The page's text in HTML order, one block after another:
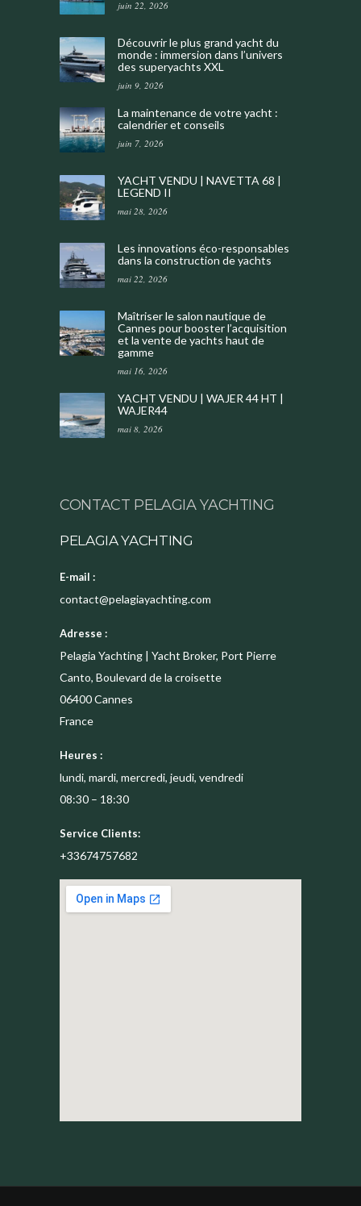
juin 22, 2026
Découvrir le plus grand yacht du
monde : immersion dans l’univers
des superyachts XXL
juin 9, 2026
La maintenance de votre yacht :
calendrier et conseils
juin 7, 2026
YACHT VENDU | NAVETTA 68 |
LEGEND II
mai 28, 2026
Les innovations éco-responsables
dans la construction de yachts
mai 22, 2026
Maîtriser le salon nautique de
Cannes pour booster l’acquisition
et la vente de yachts haut de
gamme
mai 16, 2026
YACHT VENDU | WAJER 44 HT |
WAJER44
mai 8, 2026
CONTACT PELAGIA YACHTING
PELAGIA YACHTING
E-mail :
contact@pelagiayachting.com
Adresse :
Pelagia Yachting | Yacht Broker, Port Pierre
Canto, Boulevard de la croisette
06400Cannes
France
Heures :
lundi, mardi, mercredi, jeudi, vendredi
08:30 – 18:30
Service Clients:
+33674757682